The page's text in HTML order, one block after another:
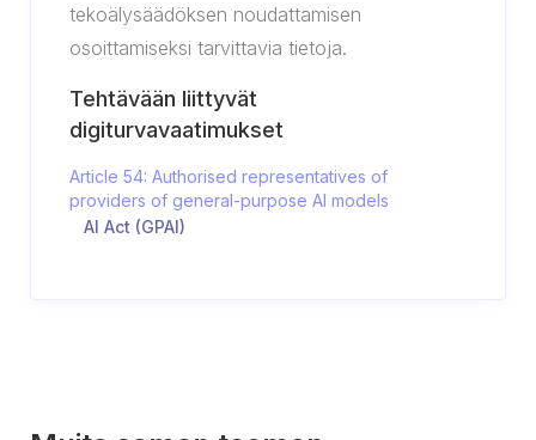
tekoälysäädöksen noudattamisen
osoittamiseksi tarvittavia tietoja.
Tehtävään liittyvät
digiturvavaatimukset
Article 54: Authorised representatives of
providers of general-purpose AI models
AI Act (GPAI)